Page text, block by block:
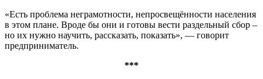
«Есть проблема неграмотности, непросвещённости населения
в этом плане. Вроде бы они и готовы вести раздельный сбор –
но их нужно научить, рассказать, показать», — говорит
предприниматель.
***